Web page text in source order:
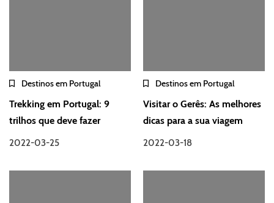
Destinos em Portugal
Trekking em Portugal: 9
trilhos que deve fazer
2022-03-25
Destinos em Portugal
Visitar o Gerês: As melhores
dicas para a sua viagem
2022-03-18